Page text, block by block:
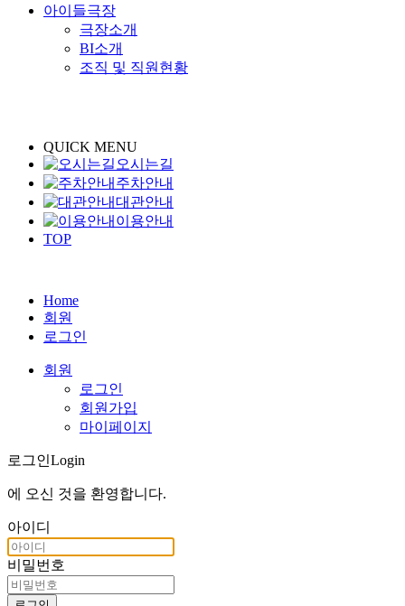
아이들극장
극장소개
BI소개
조직 및 직원현황
QUICK MENU
오시는길
주차안내
대관안내
이용안내
TOP
Home
회원
로그인
회원
로그인
회원가입
마이페이지
로그인Login
에 오신 것을 환영합니다.
아이디
비밀번호